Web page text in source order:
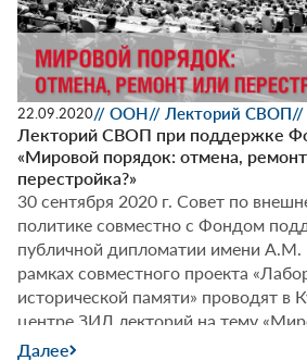
22.09.2020// ООН// Лекторий СВОП//
Лекторий СВОП при поддержке
«Мировой порядок: отмена,
перестройка?»
30 сентября 2020 г. Совет по
политике совместно с Фондом
публичной дипломатии имени А.М.
рамках совместного проекта
исторической памяти» проводят в
центре ЗИЛ лекторий на тему
отмена, ремонт или перестройка?».
Далее